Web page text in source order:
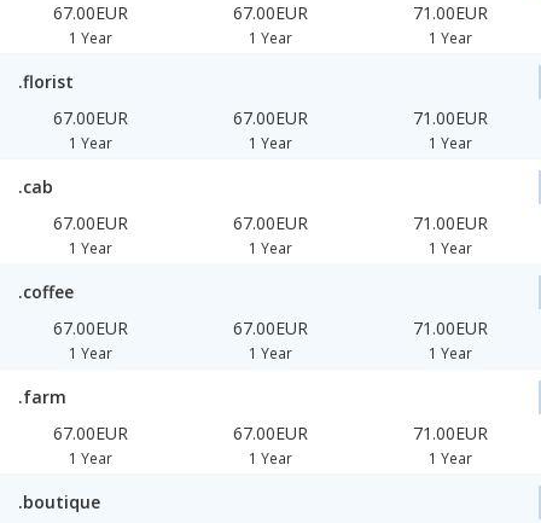
67.00EUR
1 Year
67.00EUR
1 Year
71.00EUR
1 Year
.florist
67.00EUR
1 Year
67.00EUR
1 Year
71.00EUR
1 Year
.cab
67.00EUR
1 Year
67.00EUR
1 Year
71.00EUR
1 Year
.coffee
67.00EUR
1 Year
67.00EUR
1 Year
71.00EUR
1 Year
.farm
67.00EUR
1 Year
67.00EUR
1 Year
71.00EUR
1 Year
.boutique